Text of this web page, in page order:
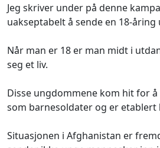
Jeg skriver under på denne
uakseptabelt å sende en 18-åring
Når man er 18 er man midt i
seg et liv.
Disse ungdommene kom hit for
som barnesoldater og er etablert
Situasjonen i Afghanistan er